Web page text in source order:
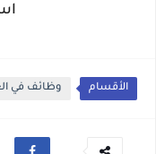
الأقسام وظائف في